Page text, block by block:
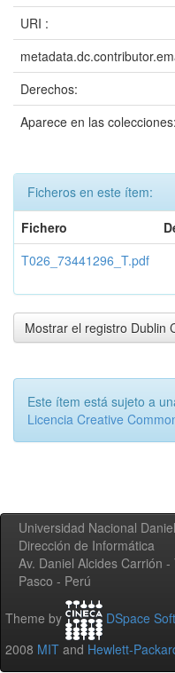
URI :
Derechos:
Aparece en las colecciones:
Ficheros en este ítem:
Fichero
T026_73441296_T.pdf
Mostrar el registro Dublin
Este ítem está sujeto a
Licencia Creative
Universidad Nacional
Dirección de Informática
Av. Daniel Alcides Carrión -
Pasco - Perú
Theme by DSpace
2008 MIT and Hewlett-